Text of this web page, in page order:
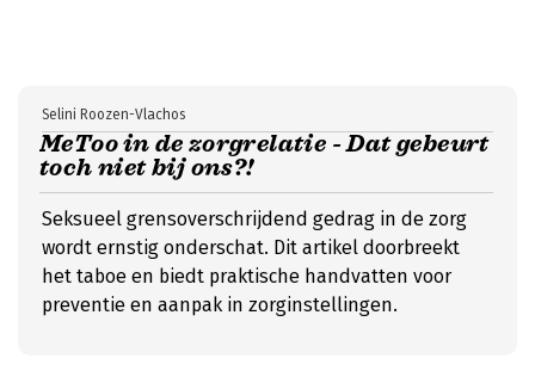
MeToo in de zorgrelatie - Dat gebeurt
toch niet bij ons?!
Selini Roozen-Vlachos
Seksueel grensoverschrijdend gedrag in de zorg
wordt ernstig onderschat. Dit artikel doorbreekt
het taboe en biedt praktische handvatten voor
preventie en aanpak in zorginstellingen.